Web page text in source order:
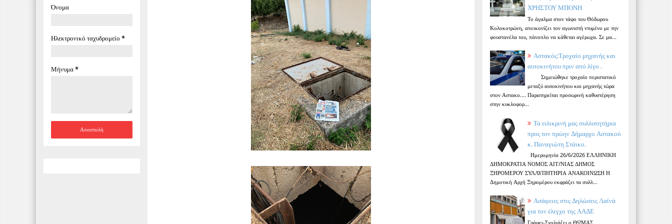
Όνομα
Ηλεκτρονικό ταχυδρομείο *
Μήνυμα*
ΧΡΗΣΤΟΥ ΜΠΟΝΗ
Το άγαλμα στον τάφο του Θόδωρου
Κολοκοτρώνη, απεικονίζει τον αγωνιστή ντυμένο με την
φουστανέλα του, πάνοπλο να κάθεται αγέρωχα. Σε μα...
Αστακός:Τροχαίο μηχανής και
αυτοκινήτου πριν από λίγο .
Σημειώθηκε τροχαίο περιστατικό
μεταξύ αυτοκινήτου και μηχανής τώρα
στον Αστακο.... Παρατηρείται προσωρινή καθυστέρηση
στην κυκλοφορ...
Τα ειλικρινή μας συλλυπητήρια
προς τον πρώην Δήμαρχο Αστακού
κ. Παναγιώτη Στάικο.
Ημερομηνία 26/6/2026 ΕΛΛΗΝΙΚΗ
ΔΗΜΟΚΡΑΤΙΑ ΝΟΜΟΣ ΑΙΤ/ΝΙΑΣ ΔΗΜΟΣ
ΞΗΡΟΜΕΡΟΥ ΣΥΛΛΥΠΗΤΗΡΙΑ ΑΝΑΚΟΙΝΩΣΗ Η
Δημοτική Αρχή Ξηρομέρου εκφράζει τα συλλ...
Ασάφειες στις Δηλώσεις Λαϊνά
για τον έλεγχο της ΑΑΔΕ
Γράφει-Σχολιάζει ο ΘΩΜΑΣ